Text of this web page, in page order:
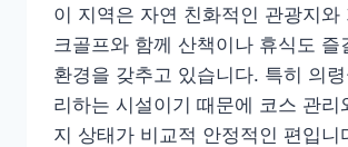
이 지역은 자연 친화적인 관광지와
크골프와 함께 산책이나 휴식도 즐
환경을 갖추고 있습니다. 특히 의
리하는 시설이기 때문에 코스 관리
지 상태가 비교적 안정적인 편입니